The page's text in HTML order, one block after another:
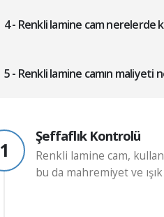
4 - Renkli lamine cam nerelerde
5 - Renkli lamine camın maliyeti
1
Şeffaflık Kontrolü
Renkli lamine cam,
bu da mahremiyet ve